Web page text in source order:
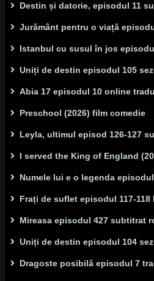
Destin și datorie, episodul 11
Jurământ pentru o viață
Istanbul cu susul în jos
Uniți de destin episodul 105
Abia 17 episodul 10 online
Preschool (2026) film comedie
Leyla, ultimul episod 126-127
I served the King of England
Numele lui e o legenda
Frați de suflet episodul 117-118
Mireasa episodul 427 subtitrat
Uniți de destin episodul 104
Dragoste posibilă episodul 7